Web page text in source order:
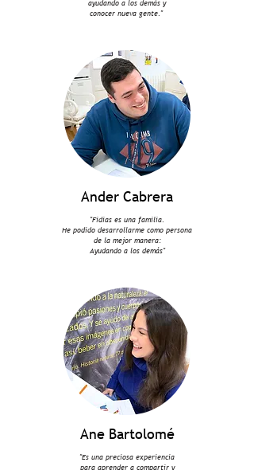
ayudando a los demás y
conocer nueva gente."
Ander Cabrera
"Fidias es una familia.
He podido desarrollarme como persona
de la mejor manera:
Ayudando a los demás"
Ane Bartolomé
"Es una preciosa experiencia
para aprender a compartir y